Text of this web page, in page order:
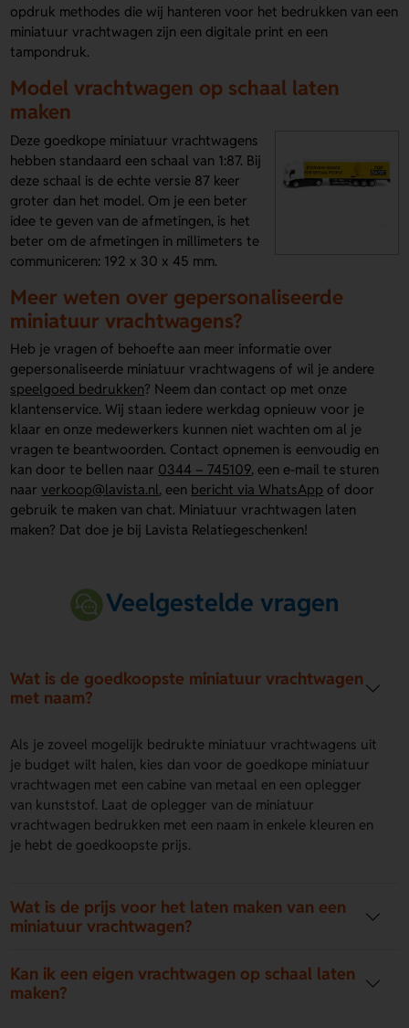
opdruk methodes die wij hanteren voor het bedrukken van een
miniatuur vrachtwagen zijn een digitale print en een
tampondruk.
Model vrachtwagen op schaal laten
maken
Deze goedkope miniatuur vrachtwagens
hebben standaard een schaal van 1:87. Bij
deze schaal is de echte versie 87 keer
groter dan het model. Om je een beter
idee te geven van de afmetingen, is het
beter om de afmetingen in millimeters te
communiceren: 192 x 30 x 45 mm.
Meer weten over gepersonaliseerde
miniatuur vrachtwagens?
Heb je vragen of behoefte aan meer informatie over
gepersonaliseerde miniatuur vrachtwagens of wil je andere
speelgoed bedrukken? Neem dan contact op met onze
klantenservice. Wij staan iedere werkdag opnieuw voor je
klaar en onze medewerkers kunnen niet wachten om al je
vragen te beantwoorden. Contact opnemen is eenvoudig en
kan door te bellen naar 0344 – 745109, een e-mail te sturen
naar verkoop@lavista.nl, een bericht via WhatsApp of door
gebruik te maken van chat. Miniatuur vrachtwagen laten
maken? Dat doe je bij Lavista Relatiegeschenken!
Veelgestelde vragen
Wat is de goedkoopste miniatuur vrachtwagen
met naam?
Als je zoveel mogelijk bedrukte miniatuur vrachtwagens uit
je budget wilt halen, kies dan voor de goedkope miniatuur
vrachtwagen met een cabine van metaal en een oplegger
van kunststof. Laat de oplegger van de miniatuur
vrachtwagen bedrukken met een naam in enkele kleuren en
je hebt de goedkoopste prijs.
Wat is de prijs voor het laten maken van een
miniatuur vrachtwagen?
Kan ik een eigen vrachtwagen op schaal laten
maken?